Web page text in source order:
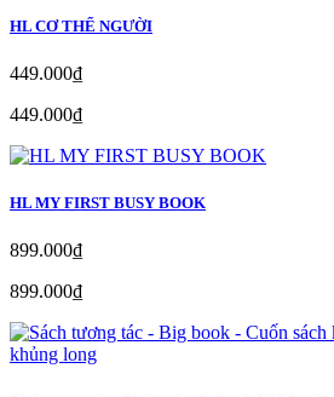
HL CƠ THỂ NGƯỜI
449.000₫
449.000₫
HL MY FIRST BUSY BOOK
899.000₫
899.000₫